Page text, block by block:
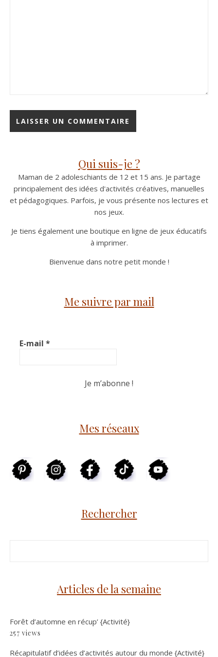
Qui suis-je ?
Maman de 2 adoleschiants de 12 et 15 ans. Je partage
principalement des idées d'activités créatives, manuelles
et pédagogiques. Parfois, je vous présente nos lectures et
nos jeux.
Je tiens également une boutique en ligne de jeux éducatifs
à imprimer.
Bienvenue dans notre petit monde !
Me suivre par mail
E-mail *
Mes réseaux
Rechercher
Articles de la semaine
Forêt d’automne en récup’ {Activité}
257 views
Récapitulatif d’idées d’activités autour du monde {Activité}